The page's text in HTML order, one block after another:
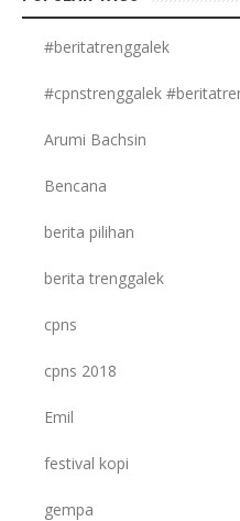
#beritatrenggalek
#cpnstrenggalek
Arumi Bachsin
Bencana
berita pilihan
berita trenggalek
cpns
cpns 2018
Emil
festival kopi
gempa